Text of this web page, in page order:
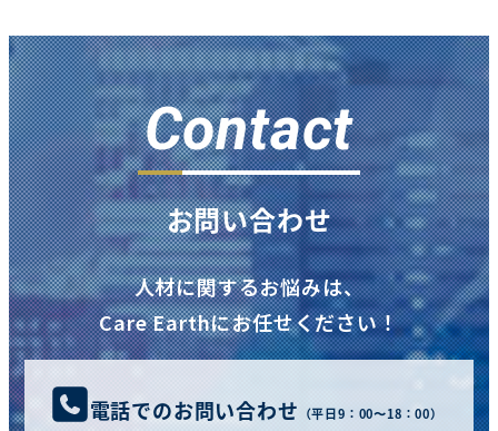
Contact
お問い合わせ
人材に関するお悩みは、
Care Earthにお任せください！
電話でのお問い合わせ （平日9：00〜18：00）